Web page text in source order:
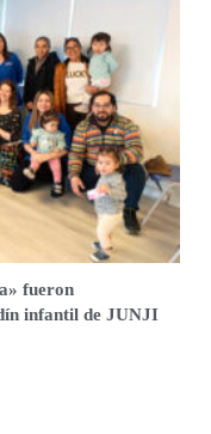
fueron
infantil de JUNJI